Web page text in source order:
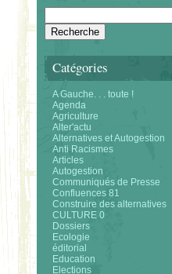
Catégories
A Gauche. . . toute !
Agenda
Agriculture
Alter'actu
Alternatives et Autogestion
Anti Racismes
Articles
Autogestion
Communiqués de Presse
Confluences 81
Construire des alternatives
CULTURE 0
Dossiers
Ecologie
éditorial
Education
Elections